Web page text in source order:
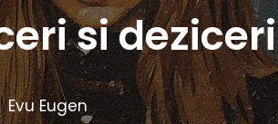
si deziceri
Evu Eugen